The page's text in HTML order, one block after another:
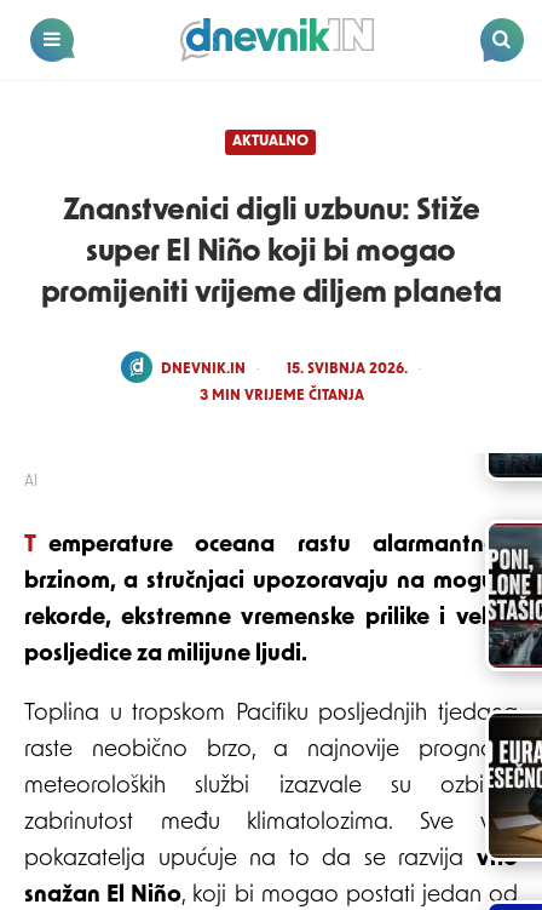
Dnevnik.in
AI
AKTUALNO
Znanstvenici digli uzbunu: Stiže
super El Niño koji bi mogao
promijeniti vrijeme diljem planeta
POSTED
DNEVNIK.IN
15. SVIBNJA 2026.
3 MIN VRIJEME ČITANJA
Temperature oceana rastu alarmantnom
brzinom, a stručnjaci upozoravaju na moguće
rekorde, ekstremne vremenske prilike i velike
posljedice za milijune ljudi.
Toplina u tropskom Pacifiku posljednjih tjedana
raste neobično brzo, a najnovije prognoze
meteoroloških službi izazvale su ozbiljnu
zabrinutost među klimatolozima. Sve više
pokazatelja upućuje na to da se razvija vrlo
snažan El Niño, koji bi mogao postati jedan od